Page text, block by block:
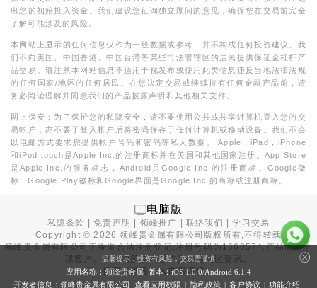
出您的初始投入资金。我们建议您征询独立顾问的意见，确保您在交易前完全
了解可能涉及的风险。
本网站上显示的任何信息仅作为一般数据或参考，并不构成任何投资建议。我
们不向美国、中国香港、中国台湾等某些司法管辖区的居民提供保证金杠杆产
品交易。请注意本网站信息不适用于视发布或使用此类信息违反当地法律法规
的任何国家/地区的任何居民。在您决定交易或继续持有任何金融产品前，请
务必阅读理解并同意我们的产品披露声明和其他相关文件。
网上保安：为了保护您的私隐安全，请不要使用公共或共享计算机登入您的交
易帐户，亦不要于登入帐户后将密码保存于任何计算机或移动设备。我们不会
以电邮方式要求您提供帐户号码和密码等私人数据。 Apple，iPad，iPhone
和iPod touch是Apple Inc.的注册商标并在美国和其他国家注册。App Store
是Apple Inc.的服务标志，Android是Google Inc.的注册商标。Google徽
标，Google Play徽标和Google界面是Google Inc.的商标或注册商标。
电脑版
私隐条款 |免责声明 领峰推广 |联络我们 |学习交易
Copyright ©2026 领峰贵金属有限公司版权所有,不得转载
领峰贵金属有限公司于香港合法注册登记,注册号码为1660574,产品面向全
球客户。本站内所有内容均为香港地区资讯。
投资有风险，入市需谨慎。
温馨提示：投资有风险，交易需谨慎
应用名称：领峰贵金属 版本：iOS 1.0.0/Android 6.1.4
开发者信息：领峰贵金属有限公司 查看应用权限 | 隐私政策 | 客户协议 | 功能介绍